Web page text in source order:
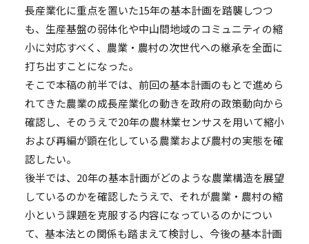
長産業化に重点を置いた15年の基本計画を踏襲しつつ
も、生産基盤の弱体化や中山間地域のコミュニティの縮
小に対応すべく、農業・農村の次世代への継承を全面に
打ち出すことになった。
そこで本稿の前半では、前回の基本計画のもとで進めら
れてきた農業の成長産業化の動きを政府の政策動向から
確認し、そのうえで20年の農林業センサスを用いて縮小
および再編が顕在化している農業および農村の実態を確
認したい。
後半では、20年の基本計画がどのような農業構造を展望
しているのかを確認したうえで、それが農業・農村の縮
小という課題を克服する内容になっているのかについ
て、基本法との関係も踏まえて検討し、今後の基本計画